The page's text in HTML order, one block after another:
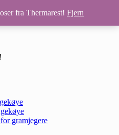
gramjegere
fra Thermarest! Fjern